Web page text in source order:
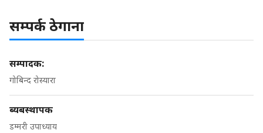
सम्पर्क ठेगाना
सम्पादक:
गोबिन्द रोस्यारा
ब्यबस्थापक
डम्मरी उपाध्याय